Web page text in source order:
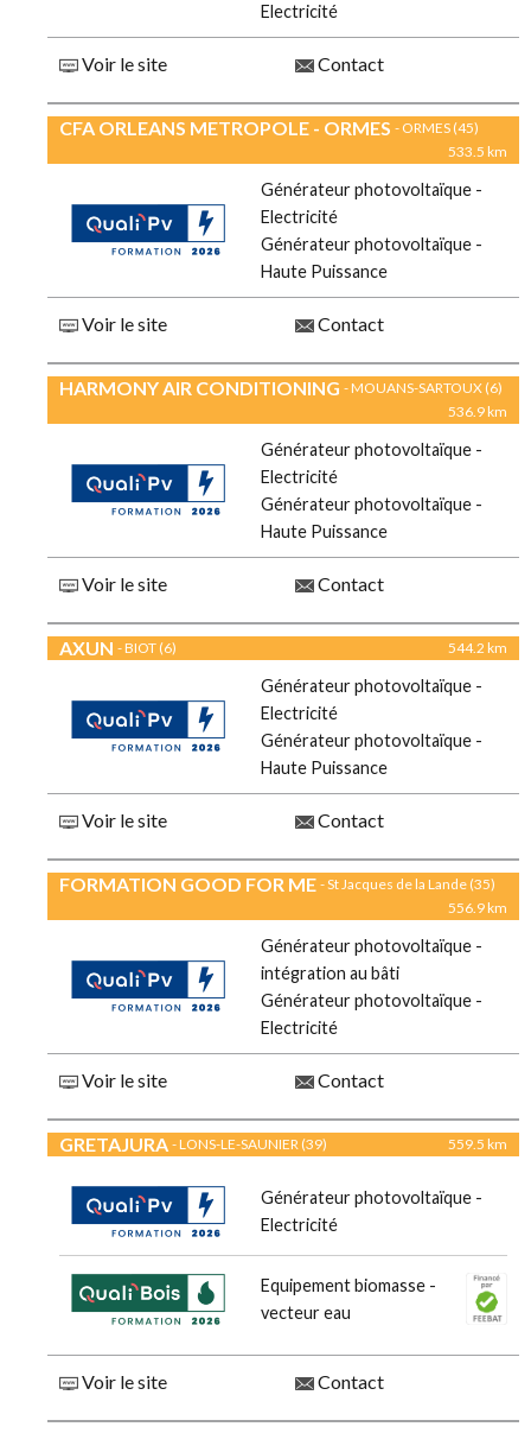
Electricité
Voir le site Contact
CFA ORLEANS METROPOLE - ORMES - ORMES (45)
533.5 km
Générateur photovoltaïque -
Electricité
Générateur photovoltaïque -
Haute Puissance
Voir le site Contact
HARMONY AIR CONDITIONING - MOUANS-SARTOUX (6)
536.9 km
Générateur photovoltaïque -
Electricité
Générateur photovoltaïque -
Haute Puissance
Voir le site Contact
AXUN - BIOT (6) 544.2 km
Générateur photovoltaïque -
Electricité
Générateur photovoltaïque -
Haute Puissance
Voir le site Contact
FORMATION GOOD FOR ME - St Jacques de la Lande (35)
556.9 km
Générateur photovoltaïque -
intégration au bâti
Générateur photovoltaïque -
Electricité
Voir le site Contact
GRETAJURA - LONS-LE-SAUNIER (39) 559.5 km
Générateur photovoltaïque -
Electricité
Equipement biomasse -
vecteur eau
Voir le site Contact